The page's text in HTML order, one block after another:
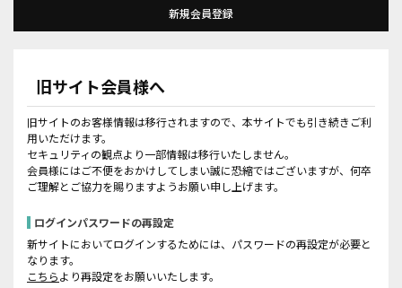
旧サイト会員様へ
旧サイトのお客様情報は移行されますので、本サイトでも引き続きご利
用いただけます。
セキュリティの観点より一部情報は移行いたしません。
会員様にはご不便をおかけしてしまい誠に恐縮ではございますが、何卒
ご理解とご協力を賜りますようお願い申し上げます。
ログインパスワードの再設定
新サイトにおいてログインするためには、パスワードの再設定が必要と
なります。
こちらより再設定をお願いいたします。